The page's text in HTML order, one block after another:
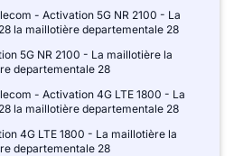
- Activation 5G NR 2100 - La
la maillotière departementale 28
5G NR 2100 - La maillotière la
departementale 28
- Activation 4G LTE 1800 - La
la maillotière departementale 28
4G LTE 1800 - La maillotière la
departementale 28